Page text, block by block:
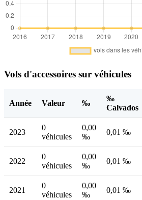
Vols d'accessoires sur véhicules
Année Valeur ‰
‰
Calvados
2023
0
véhicules
0,00
‰
0,01 ‰
2022
0
véhicules
0,00
‰
0,01 ‰
2021
0
véhicules
0,00
‰
0,01 ‰